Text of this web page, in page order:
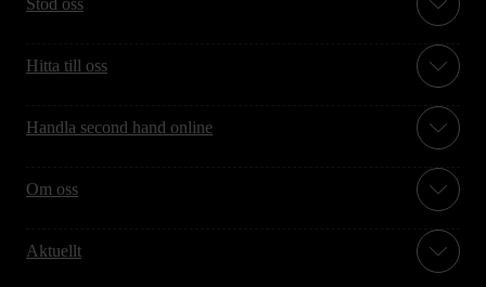
Stöd oss
Hitta till oss
Handla second hand online
Om oss
Aktuellt